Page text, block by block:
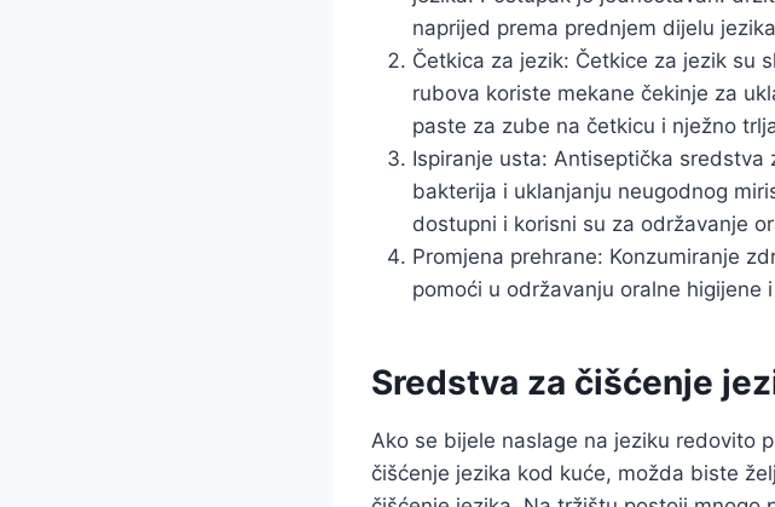
naprijed prema prednjem dijelu
Četkica za jezik: Četkice za jezik su
rubova koriste mekane čekinje za
paste za zube na četkicu i nježno
Ispiranje usta: Antiseptička
bakterija i uklanjanju neugodnog
dostupni i korisni su za održavanje
Promjena prehrane: Konzumiranje
pomoći u održavanju oralne higijene
Sredstva za čišćenje
Ako se bijele naslage na jeziku redovito
čišćenje jezika kod kuće, možda biste